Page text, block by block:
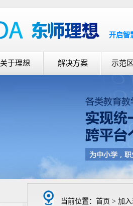
开启智
关于理想 解决方案 示范
当前位置：首页 > 加